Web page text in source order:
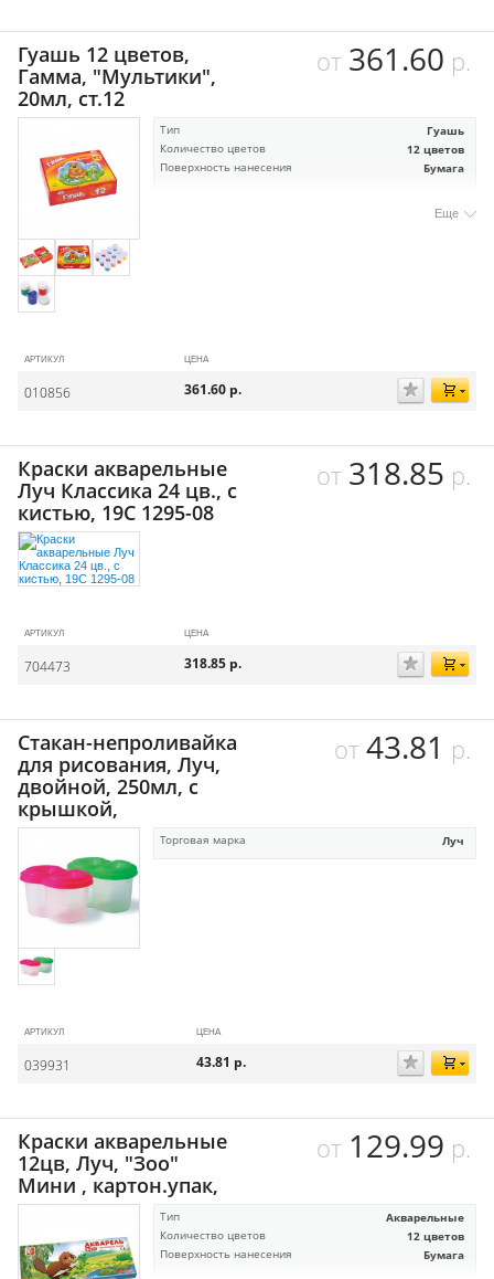
Гуашь 12 цветов,
Гамма, "Мультики",
20мл, ст.12
от 361.60 р.
Тип Гуашь
Количество цветов 12 цветов
Поверхность нанесения Бумага
Еще
АРТИКУЛ ЦЕНА
010856 361.60 р.
Краски акварельные
Луч Классика 24 цв., с
кистью, 19С 1295-08
от 318.85 р.
АРТИКУЛ ЦЕНА
704473 318.85 р.
Стакан-непроливайка
для рисования, Луч,
двойной, 250мл, с
крышкой,
от 43.81 р.
Торговая марка Луч
АРТИКУЛ ЦЕНА
039931 43.81 р.
Краски акварельные
12цв, Луч, "Зоо"
Мини , картон.упак,
от 129.99 р.
Тип Акварельные
Количество цветов 12 цветов
Поверхность нанесения Бумага